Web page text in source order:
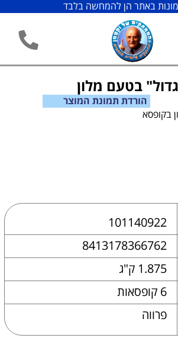
באתר הן להמחשה בלבד
בטעם מלון
הורדת תמונת המוצר
101140922
8413178366762
1.875 ק"ג
6 קופסאות
פרווה